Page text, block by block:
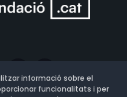
informació sobre el
funcionalitats i per